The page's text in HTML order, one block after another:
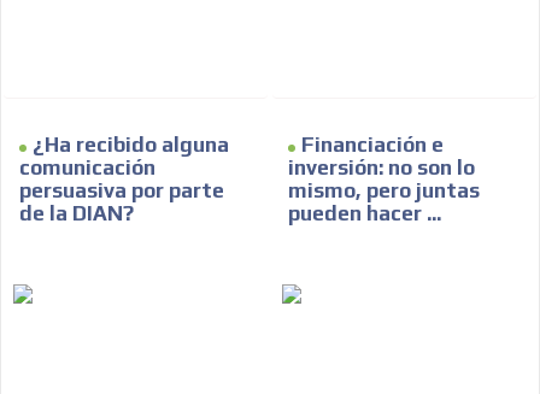
¿Ha recibido alguna
comunicación
persuasiva por parte
de la DIAN?
Financiación e
inversión: no son lo
mismo, pero juntas
pueden hacer ...